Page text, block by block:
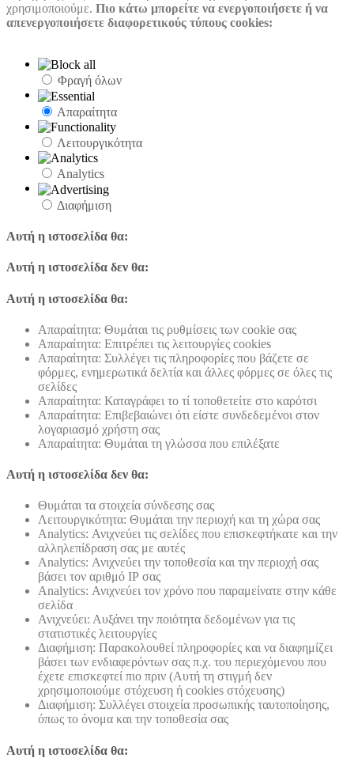
χρησιμοποιούμε. Πιο κάτω μπορείτε να ενεργοποιήσετε ή να
απενεργοποιήσετε διαφορετικούς τύπους cookies:
Φραγή όλων
Απαραίτητα
Λειτουργικότητα
Analytics
Διαφήμιση
Αυτή η ιστοσελίδα θα:
Αυτή η ιστοσελίδα δεν θα:
Αυτή η ιστοσελίδα θα:
Απαραίτητα: Θυμάται τις ρυθμίσεις των cookie σας
Απαραίτητα: Επιτρέπει τις λειτουργίες cookies
Απαραίτητα: Συλλέγει τις πληροφορίες που βάζετε σε
φόρμες, ενημερωτικά δελτία και άλλες φόρμες σε όλες τις
σελίδες
Απαραίτητα: Καταγράφει το τί τοποθετείτε στο καρότσι
Απαραίτητα: Επιβεβαιώνει ότι είστε συνδεδεμένοι στον
λογαριασμό χρήστη σας
Απαραίτητα: Θυμάται τη γλώσσα που επιλέξατε
Αυτή η ιστοσελίδα δεν θα:
Θυμάται τα στοιχεία σύνδεσης σας
Λειτουργικότητα: Θυμάται την περιοχή και τη χώρα σας
Analytics: Ανιχνεύει τις σελίδες που επισκεφτήκατε και την
αλληλεπίδραση σας με αυτές
Analytics: Ανιχνεύει την τοποθεσία και την περιοχή σας
βάσει τον αριθμό ΙΡ σας
Analytics: Ανιχνεύει τον χρόνο που παραμείνατε στην κάθε
σελίδα
Ανιχνεύει: Αυξάνει την ποιότητα δεδομένων για τις
στατιστικές λειτουργίες
Διαφήμιση: Παρακολουθεί πληροφορίες και να διαφημίζει
βάσει των ενδιαφερόντων σας π.χ. του περιεχόμενου που
έχετε επισκεφτεί πιο πριν (Αυτή τη στιγμή δεν
χρησιμοποιούμε στόχευση ή cookies στόχευσης)
Διαφήμιση: Συλλέγει στοιχεία προσωπικής ταυτοποίησης,
όπως το όνομα και την τοποθεσία σας
Αυτή η ιστοσελίδα θα: